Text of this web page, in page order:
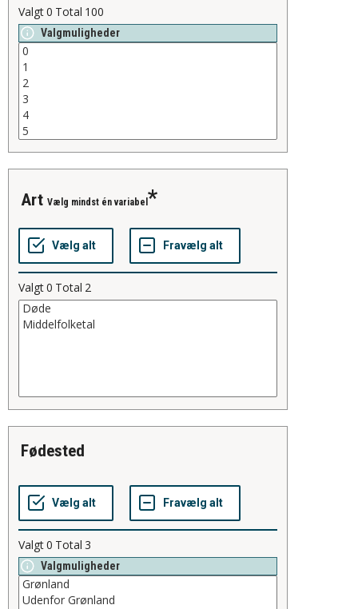
Valgt0 Total 100
Valgmuligheder
art Vælg mindst én variabel
Valgt0 Total 2
fødested
Valgt0 Total 3
Valgmuligheder